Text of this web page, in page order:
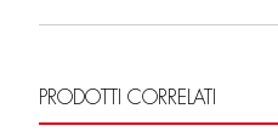
PRODOTTI CORRELATI